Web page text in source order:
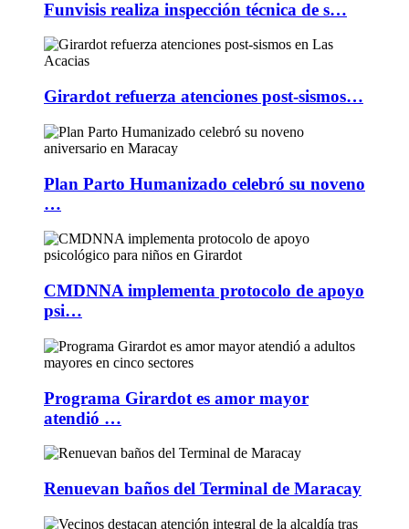
Funvisis realiza inspección técnica de s…
Girardot refuerza atenciones post-sismos…
Plan Parto Humanizado celebró su noveno
…
CMDNNA implementa protocolo de apoyo
psi…
Programa Girardot es amor mayor
atendió …
Renuevan baños del Terminal de Maracay